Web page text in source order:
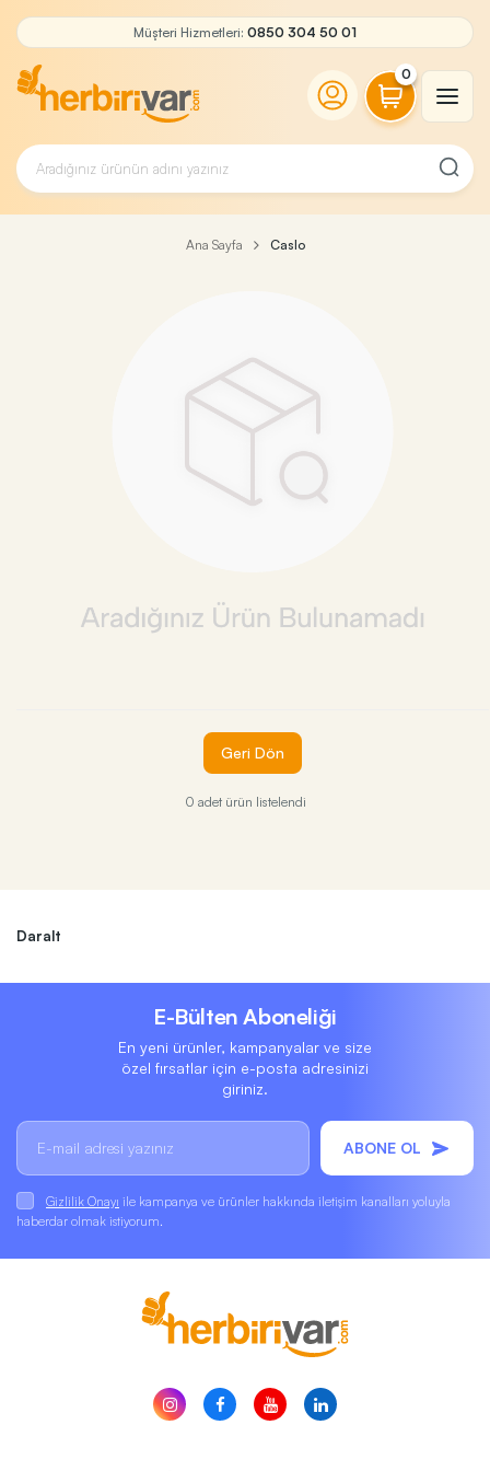
Müşteri Hizmetleri: 0850 304 50 01
0
Ana Sayfa Caslo
Geri Dön
0 adet ürün listelendi
Daralt
E-Bülten Aboneliği
En yeni ürünler, kampanyalar ve size
özel fırsatlar için e-posta adresinizi
giriniz.
ABONE OL
Gizlilik Onayı ile kampanya ve ürünler hakkında iletişim kanalları yoluyla
haberdar olmak istiyorum.